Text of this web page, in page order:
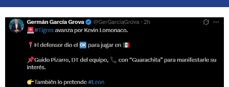
Deja tu opinión
VER MÁS COMENTARIOS